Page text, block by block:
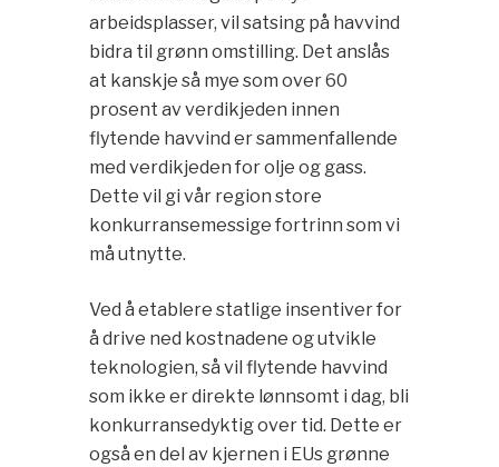
arbeidsplasser, vil satsing på havvind
bidra til grønn omstilling. Det anslås
at kanskje så mye som over 60
prosent av verdikjeden innen
flytende havvind er sammenfallende
med verdikjeden for olje og gass.
Dette vil gi vår region store
konkurransemessige fortrinn som vi
må utnytte.
Ved å etablere statlige insentiver for
å drive ned kostnadene og utvikle
teknologien, så vil flytende havvind
som ikke er direkte lønnsomt i dag, bli
konkurransedyktig over tid. Dette er
også en del av kjernen i EUs grønne